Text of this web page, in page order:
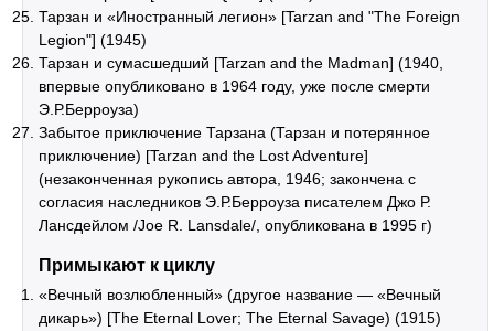
Тарзан и «Иностранный легион» [Tarzan and "The Foreign
Legion"] (1945)
Тарзан и сумасшедший [Tarzan and the Madman] (1940,
впервые опубликовано в 1964 году, уже после смерти
Э.Р.Берроуза)
Забытое приключение Тарзана (Тарзан и потерянное
приключение) [Tarzan and the Lost Adventure]
(незаконченная рукопись автора, 1946; закончена с
согласия наследников Э.Р.Берроуза писателем Джо Р.
Лансдейлом /Joe R. Lansdale/, опубликована в 1995 г)
Примыкают к циклу
«Вечный возлюбленный» (другое название — «Вечный
дикарь») [The Eternal Lover; The Eternal Savage) (1915)